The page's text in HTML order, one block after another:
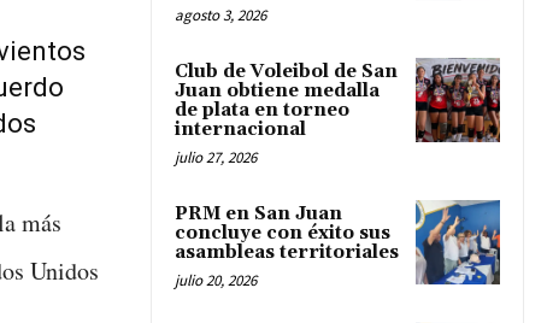
más
Unidos
agosto 3, 2026
Club de Voleibol de San
Juan obtiene medalla
de plata en torneo
internacional
julio 27, 2026
PRM en San Juan
concluye con éxito sus
asambleas territoriales
julio 20, 2026